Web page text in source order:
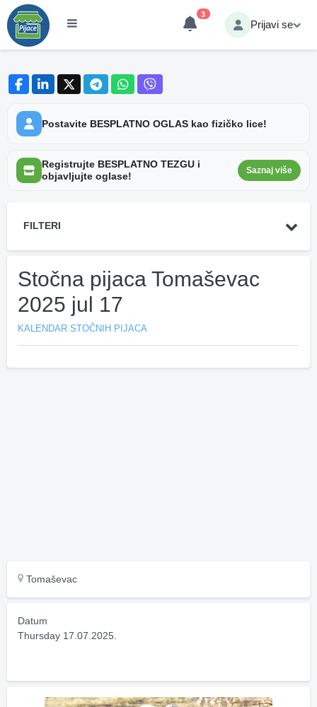
3
Prijavi se
Postavite BESPLATNO OGLAS kao fizičko lice!
Registrujte BESPLATNO TEZGU i
objavljujte oglase!
Saznaj više
FILTERI
Stočna pijaca Tomaševac
2025 jul 17
KALENDAR STOČNIH PIJACA
Tomaševac
Datum
Thursday 17.07.2025.